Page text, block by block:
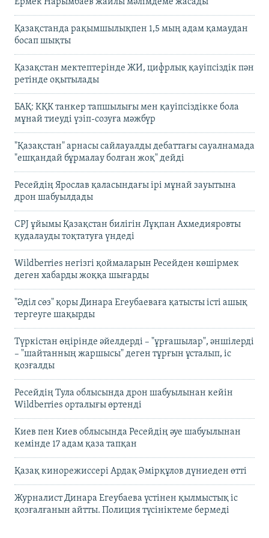
Қазақстанда рақымшылықпен 1,5 мың адам қамаудан
босап шықты
Қазақстан мектептерінде ЖИ, цифрлық қауіпсіздік пән
ретінде оқытылады
БАҚ: КҚК танкер тапшылығы мен қауіпсіздікке бола
мұнай тиеуді үзіп-созуға мәжбүр
"Қазақстан" арнасы сайлауалды дебаттағы сауалнамада
"ешқандай бұрмалау болған жоқ" дейді
Ресейдің Ярослав қаласындағы ірі мұнай зауытына
дрон шабуылдады
CPJ ұйымы Қазақстан билігін Лұқпан Ахмедияровты
қудалауды тоқтатуға үндеді
Wildberries негізгі қоймаларын Ресейден көшірмек
деген хабарды жоққа шығарды
"Әділ сөз" қоры Динара Егеубаеваға қатысты істі ашық
тергеуге шақырды
Түркістан өңірінде әйелдерді – "ұрғашылар", әншілерді
– "шайтанның жаршысы" деген тұрғын ұсталып, іс
қозғалды
Ресейдің Тула облысында дрон шабуылынан кейін
Wildberries орталығы өртенді
Киев пен Киев облысында Ресейдің әуе шабуылынан
кемінде 17 адам қаза тапқан
Қазақ кинорежиссері Ардақ Әмірқұлов дүниеден өтті
Журналист Динара Егеубаева үстінен қылмыстық іс
қозғалғанын айтты. Полиция түсініктеме бермеді